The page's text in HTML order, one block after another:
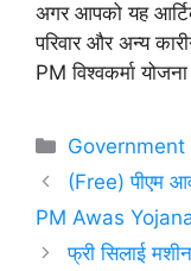
अगर आपको यह
परिवार और अन्य
PM विश्वकर्मा
Categories
Government
(Free) पीएम
PM Awas
फ्री सिलाई